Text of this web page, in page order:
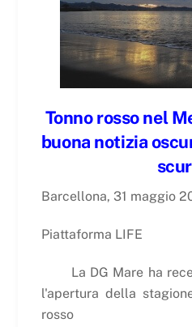
Tonno rosso nel
buona notizia
Barcellona, 31 maggio
Piattaforma LIFE
La DG Mare ha
l'apertura della
rosso